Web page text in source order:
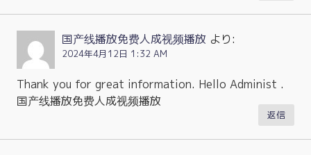
国产线播放免费人成视频播放 より:
2024年4月12日 1:32 AM
Thank you for great information. Hello Administ .
国产线播放免费人成视频播放
返信